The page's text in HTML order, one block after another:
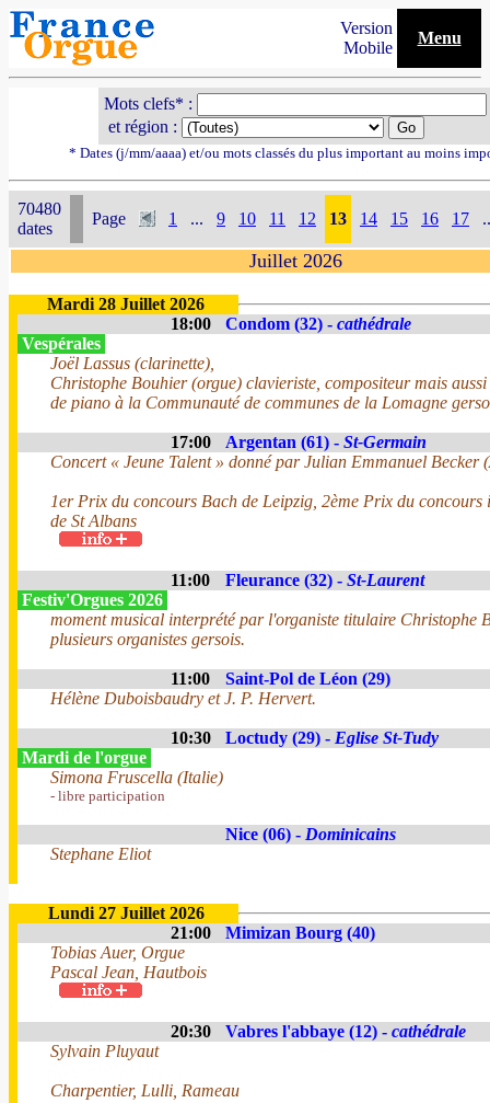
Version
Mobile
Menu
Mots clefs* :
et région :
* Dates (j/mm/aaaa) et/ou mots classés du plus important au moins
70480
dates
Page 1 ... 9 10 11 12 13 14 15 16 17
Juillet 2026
Mardi 28 Juillet 2026
18:00
Condom (32) - cathédrale
Vespérales
Joël Lassus (clarinette),
Christophe Bouhier (orgue) clavieriste, compositeur mais aussi
de piano à la Communauté de communes de la Lomagne
17:00 Argentan (61) - St-Germain
Concert « Jeune Talent » donné par Julian Emmanuel Becker
1er Prix du concours Bach de Leipzig, 2ème Prix du concours
de St Albans
11:00 Fleurance (32) - St-Laurent
Festiv'Orgues 2026
moment musical interprété par l'organiste titulaire Christophe
plusieurs organistes gersois.
11:00
Saint-Pol de Léon (29)
Hélène Duboisbaudry et J. P. Hervert.
10:30 Loctudy (29) - Eglise St-Tudy
Mardi de l'orgue
Simona Fruscella (Italie)
- libre participation
Nice (06) - Dominicains
Stephane Eliot
Lundi 27 Juillet 2026
21:00
Mimizan Bourg (40)
Tobias Auer, Orgue
Pascal Jean, Hautbois
20:30 Vabres l'abbaye (12) - cathédrale
Sylvain Pluyaut
Charpentier, Lulli, Rameau